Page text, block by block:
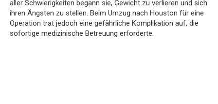
aller Schwierigkeiten begann sie, Gewicht zu verlieren und sich
ihren Ängsten zu stellen. Beim Umzug nach Houston für eine
Operation trat jedoch eine gefährliche Komplikation auf, die
sofortige medizinische Betreuung erforderte.